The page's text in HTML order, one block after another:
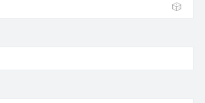
🎲